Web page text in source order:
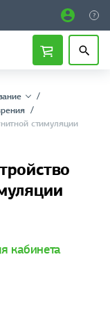
стимуляции
кабинета